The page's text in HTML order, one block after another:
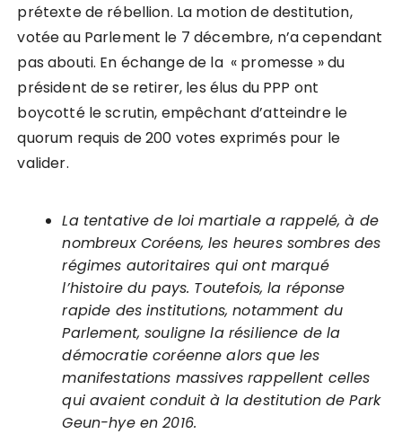
prétexte de rébellion. La motion de destitution,
votée au Parlement le 7 décembre, n’a cependant
pas abouti. En échange de la « promesse » du
président de se retirer, les élus du PPP ont
boycotté le scrutin, empêchant d’atteindre le
quorum requis de 200 votes exprimés pour le
valider.
La tentative de loi martiale a rappelé, à de
nombreux Coréens, les heures sombres des
régimes autoritaires qui ont marqué
l’histoire du pays. Toutefois, la réponse
rapide des institutions, notamment du
Parlement, souligne la résilience de la
démocratie coréenne alors que les
manifestations massives rappellent celles
qui avaient conduit à la destitution de Park
Geun-hye en 2016.